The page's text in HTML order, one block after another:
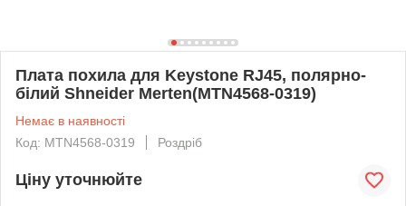
Плата похила для Keystone RJ45, полярно-
білий Shneider Merten(MTN4568-0319)
Немає в наявності
Код: MTN4568-0319
Роздріб
Ціну уточнюйте